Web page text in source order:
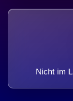
Nicht im